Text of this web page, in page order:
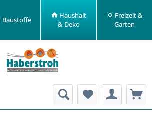
Baustoffe
Haushalt
& Deko
Freizeit &
Garten